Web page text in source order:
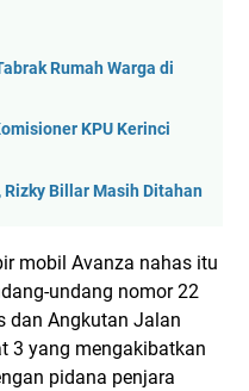
Rumah Warga di
KPU Kerinci
Billar Masih Ditahan
mobil Avanza nahas itu
undang nomor 22
dan Angkutan Jalan
3 yang mengakibatkan
pidana penjara